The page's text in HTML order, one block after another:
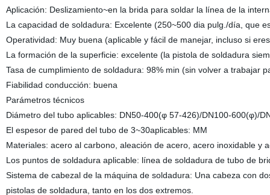
Aplicación: Deslizamiento~en la brida para soldar la línea de la
La capacidad de soldadura: Excelente (250~500 dia pulg./día, que
Operatividad: Muy buena (aplicable y fácil de manejar, incluso si
La formación de la superficie: excelente (la pistola de soldadura
Tasa de cumplimiento de soldadura: 98% min (sin volver a trabajar
Fiabilidad conducción: buena
Parámetros técnicos
Diámetro del tubo aplicables: DN50-400(φ 57-426)/DN100-600(φ)/
El espesor de pared del tubo de 3~30aplicables: MM
Materiales: acero al carbono, aleación de acero, acero inoxidable y
Los puntos de soldadura aplicable: línea de soldadura de tubo de
Sistema de cabezal de la máquina de soldadura: Una cabeza con
pistolas de soldadura, tanto en los dos extremos.